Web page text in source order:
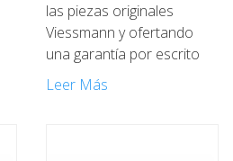
las piezas originales
Viessmann y ofertando
una garantía por escrito
Leer Más